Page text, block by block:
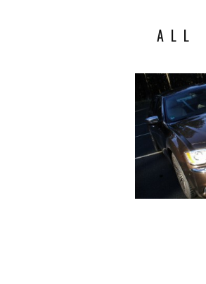
ALL